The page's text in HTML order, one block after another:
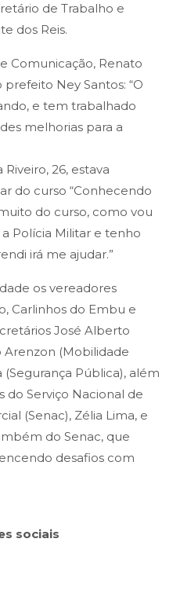
de Trabalho e
dos Reis.
Comunicação, Renato
Ney Santos: “O
e tem trabalhado
melhorias para a
26, estava
do curso “Conhecendo
do curso, como vou
Polícia Militar e tenho
irá me ajudar.”
os vereadores
Carlinhos do Embu e
José Alberto
Arenzon (Mobilidade
(Segurança Pública), além
do Serviço Nacional de
(Senac), Zélia Lima, e
do Senac, que
desafios com
sociais